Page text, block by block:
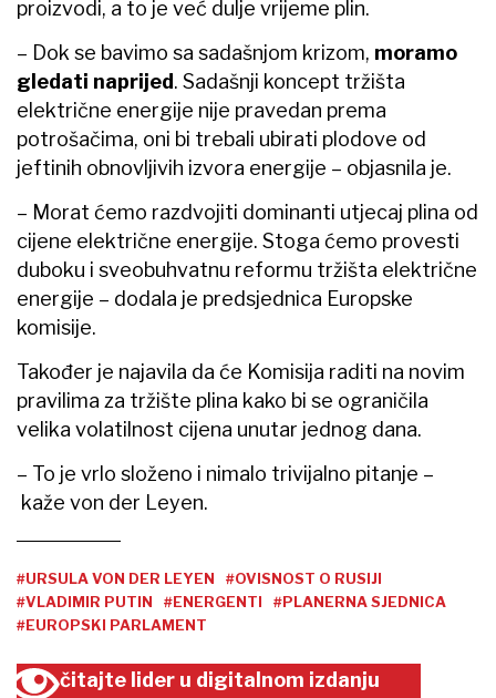
proizvodi, a to je već dulje vrijeme plin.
– Dok se bavimo sa sadašnjom krizom, moramo
gledati naprijed. Sadašnji koncept tržišta
električne energije nije pravedan prema
potrošačima, oni bi trebali ubirati plodove od
jeftinih obnovljivih izvora energije – objasnila je.
– Morat ćemo razdvojiti dominanti utjecaj plina od
cijene električne energije. Stoga ćemo provesti
duboku i sveobuhvatnu reformu tržišta električne
energije – dodala je predsjednica Europske
komisije.
Također je najavila da će Komisija raditi na novim
pravilima za tržište plina kako bi se ograničila
velika volatilnost cijena unutar jednog dana.
– To je vrlo složeno i nimalo trivijalno pitanje –
kaže von der Leyen.
#URSULA VON DER LEYEN
#OVISNOST O RUSIJI
#VLADIMIR PUTIN
#ENERGENTI
#PLANERNA SJEDNICA
#EUROPSKI PARLAMENT
čitajte lider u digitalnom izdanju